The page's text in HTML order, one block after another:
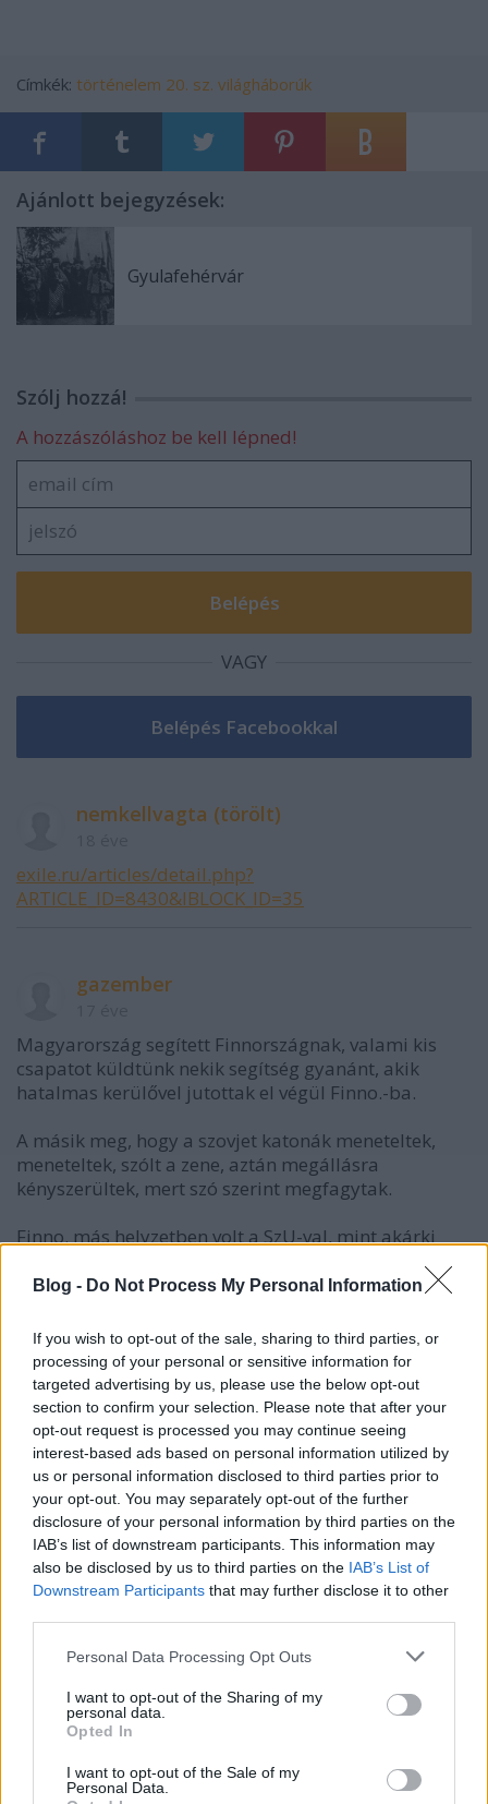
Blog - Do Not Process My Personal Information
If you wish to opt-out of the sale, sharing to third parties, or
processing of your personal or sensitive information for
targeted advertising by us, please use the below opt-out
section to confirm your selection. Please note that after your
opt-out request is processed you may continue seeing
interest-based ads based on personal information utilized by
us or personal information disclosed to third parties prior to
your opt-out. You may separately opt-out of the further
disclosure of your personal information by third parties on the
IAB’s list of downstream participants. This information may
also be disclosed by us to third parties on the IAB’s List of
Downstream Participants that may further disclose it to other
Please note that this website/app uses one or more Google
not limited to your visit or usage behaviour. You may click to
grant or deny consent to Google and its third-party tags to
use your data for below specified purposes in below Google
consent section.
Personal Data Processing Opt Outs
I want to opt-out of the Sharing of my
personal data.
Opted In
I want to opt-out of the Sale of my
Personal Data.
Címkék: történelem 20. sz. világháborúk
Ajánlott bejegyzések:
Gyulafehérvár
Szólj hozzá!
A hozzászóláshoz be kell lépned!
VAGY
nemkellvagta (törölt)
exile.ru/articles/detail.php?
ARTICLE_ID=8430&IBLOCK_ID=35
gazember
Magyarország segített Finnországnak, valami kis
csapatot küldtünk nekik segítség gyanánt, akik
hatalmas kerülővel jutottak el végül Finno.-ba.
A másik meg, hogy a szovjet katonák meneteltek,
meneteltek, szólt a zene, aztán megállásra
kényszerültek, mert szó szerint megfagytak.
Finno. más helyzetben volt a SzU-val, mint akárki
hhh.
a pirossal jelölt területeket vesztették el.
elvileg alulmaradtak, de gyakorlatilag
keresztülhúzták Sztálin számításait. Mannerheim
igenis csodát tudott tenni, abban a tekintetben, hogy
nem nem egész Finnországot csatolták barátilag a
SZU-hoz.
Én is olvastam az önkéntes magyar hadtestről,
akiket (önkéntesek lévén) először ki kellett képezni,
aztán vonattal és hajóval behajózni. Ha jól
emlékszem, a háború végére értek oda, jónéhányan
ott is maradtak, letelepedtek.